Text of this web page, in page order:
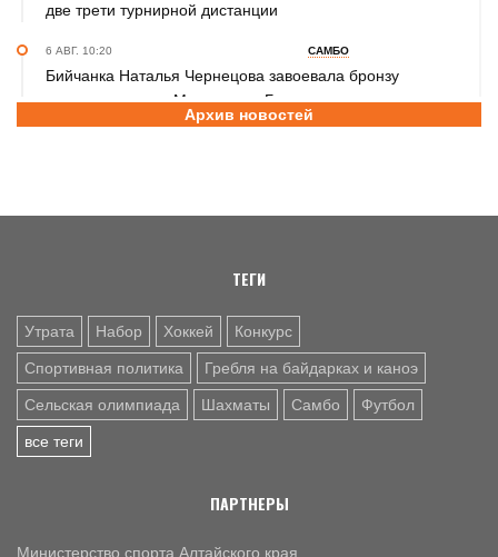
две трети турнирной дистанции
6 АВГ. 10:20 САМБО
Бийчанка Наталья Чернецова завоевала бронзу
международного Мемориала Бурдикова
Архив новостей
ТЕГИ
Утрата Набор Хоккей Конкурс
Спортивная политика Гребля на байдарках и каноэ
Сельская олимпиада Шахматы Самбо Футбол
все теги
ПАРТНЕРЫ
Министерство спорта Алтайского края